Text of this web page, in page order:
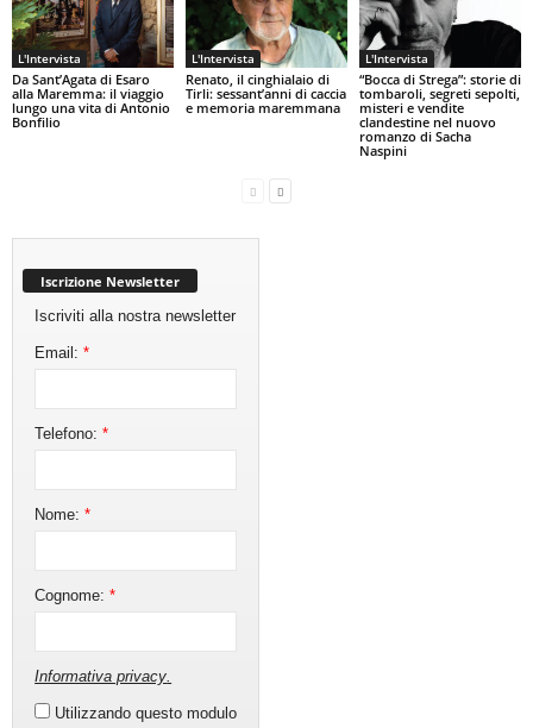
L'Intervista
Da Sant’Agata di Esaro
alla Maremma: il viaggio
lungo una vita di Antonio
Bonfilio
L'Intervista
Renato, il cinghialaio di
Tirli: sessant’anni di caccia
e memoria maremmana
L'Intervista
“Bocca di Strega”: storie di
tombaroli, segreti sepolti,
misteri e vendite
clandestine nel nuovo
romanzo di Sacha
Naspini
Iscrizione Newsletter
Iscriviti alla nostra newsletter
Email:*
Telefono:*
Nome:*
Cognome:*
Informativa privacy.
Utilizzando questo modulo